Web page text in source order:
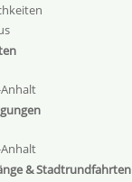
& Stadtrundfahrten